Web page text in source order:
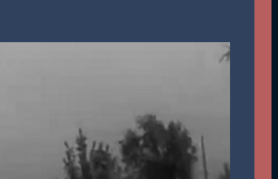
が飛び散る灼熱の「マンガ毎週末セール